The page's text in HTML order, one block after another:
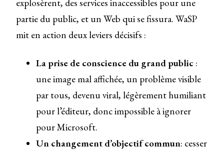
explosèrent, des services inaccessibles pour une
partie du public, et un Web qui se fissura. WaSP
mit en action deux leviers décisifs :
La prise de conscience du grand public :
une image mal affichée, un problème visible
par tous, devenu viral, légèrement humiliant
pour l’éditeur, donc impossible à ignorer
pour Microsoft.
Un changement d’objectif commun: cesser